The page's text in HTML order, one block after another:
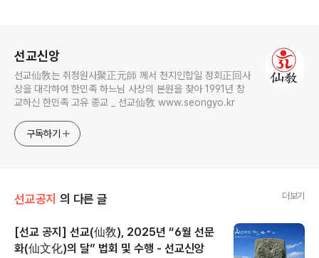
선교신앙
선교仙敎는 취정원사聚正元師 께서 천지인합일 정회正回사
상을 대각하여 한민족 하느님 사상의 본원을 찾아 1991년 창
교하신 한민족 고유 종교 _ 선교仙敎 www.seongyo.kr
구독하기
선교공지 의 다른 글 더보기
[선교 공지] 선교(仙敎), 2025년 “6월 선문
화(仙文化)의 달” 법회 및 수행 - 선교신앙